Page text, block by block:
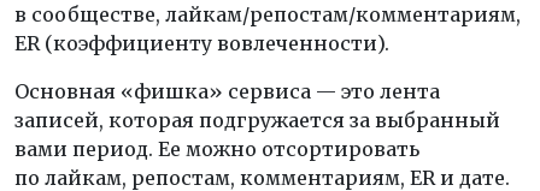
в сообществе, лайкам/репостам/комментариям,
ER (коэффициенту вовлеченности).
Основная «фишка» сервиса — это лента
записей, которая подгружается за выбранный
вами период. Ее можно отсортировать
по лайкам, репостам, комментариям, ER и дате.